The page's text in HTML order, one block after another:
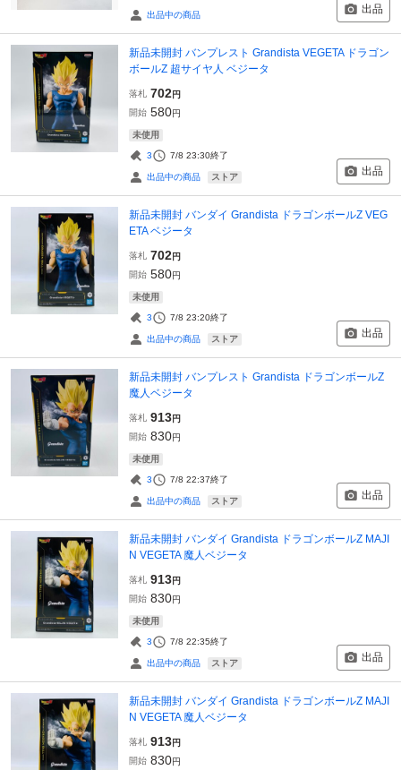
出品中の商品 出品
新品未開封 バンプレスト Grandista VEGETA ドラゴン
ボールZ 超サイヤ人 ベジータ
落札 702円
開始 580円
未使用
3 7/8 23:30終了
出品中の商品 ストア 出品
新品未開封 バンダイ Grandista ドラゴンボールZ VEG
ETA ベジータ
落札 702円
開始 580円
未使用
3 7/8 23:20終了
出品中の商品 ストア 出品
新品未開封 バンプレスト Grandista ドラゴンボールZ
魔人ベジータ
落札 913円
開始 830円
未使用
3 7/8 22:37終了
出品中の商品 ストア 出品
新品未開封 バンダイ Grandista ドラゴンボールZ MAJI
N VEGETA 魔人ベジータ
落札 913円
開始 830円
未使用
3 7/8 22:35終了
出品中の商品 ストア 出品
新品未開封 バンダイ Grandista ドラゴンボールZ MAJI
N VEGETA 魔人ベジータ
落札 913円
開始 830円